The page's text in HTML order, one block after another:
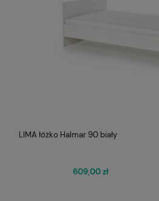
LIMA łóżko Halmar 90 biały
609,00 zł